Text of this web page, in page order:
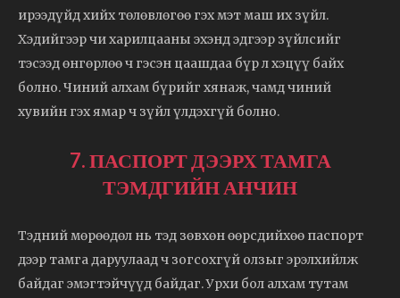
ирээдүйд хийх төлөвлөгөө гэх мэт маш их зүйл.
Хэдийгээр чи харилцааны эхэнд эдгээр зүйлсийг
тэсээд өнгөрлөө ч гэсэн цаашдаа бүр л хэцүү байх
болно. Чиний алхам бүрийг хянаж, чамд чиний
хувийн гэх ямар ч зүйл үлдэхгүй болно.
7. ПАСПОРТ ДЭЭРХ ТАМГА
ТЭМДГИЙН АНЧИН
Тэдний мөрөөдөл нь тэд зөвхөн өөрсдийхөө паспорт
дээр тамга даруулаад ч зогсохгүй олзыг эрэлхийлж
байдаг эмэгтэйчүүд байдаг. Урхи бол алхам тутам